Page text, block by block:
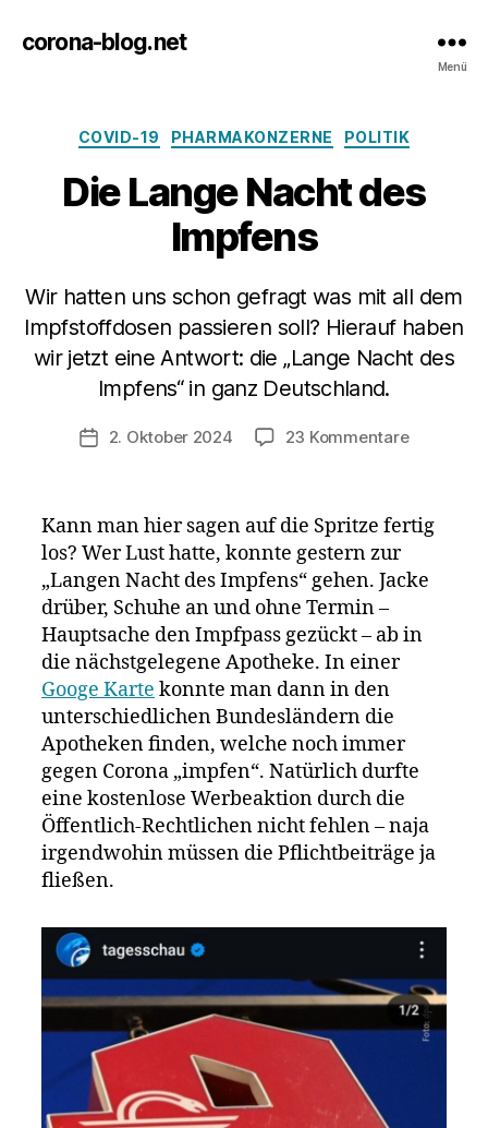
corona-blog.net
Menü
Kategorien
COVID-19 PHARMAKONZERNE POLITIK
Die Lange Nacht des
Impfens
Wir hatten uns schon gefragt was mit all dem
Impfstoffdosen passieren soll? Hierauf haben
wir jetzt eine Antwort: die „Lange Nacht des
Impfens“ in ganz Deutschland.
Veröffentlichungsdatum
2. Oktober 2024 23 Kommentarezu
des
Kann man hier sagen auf die Spritze fertig
los? Wer Lust hatte, konnte gestern zur
„Langen Nacht des Impfens“ gehen. Jacke
drüber, Schuhe an und ohne Termin –
Hauptsache den Impfpass gezückt – ab in
die nächstgelegene Apotheke. In einer
Googe Karte konnte man dann in den
unterschiedlichen Bundesländern die
Apotheken finden, welche noch immer
gegen Corona „impfen“. Natürlich durfte
eine kostenlose Werbeaktion durch die
Öffentlich-Rechtlichen nicht fehlen – naja
irgendwohin müssen die Pflichtbeiträge ja
fließen.